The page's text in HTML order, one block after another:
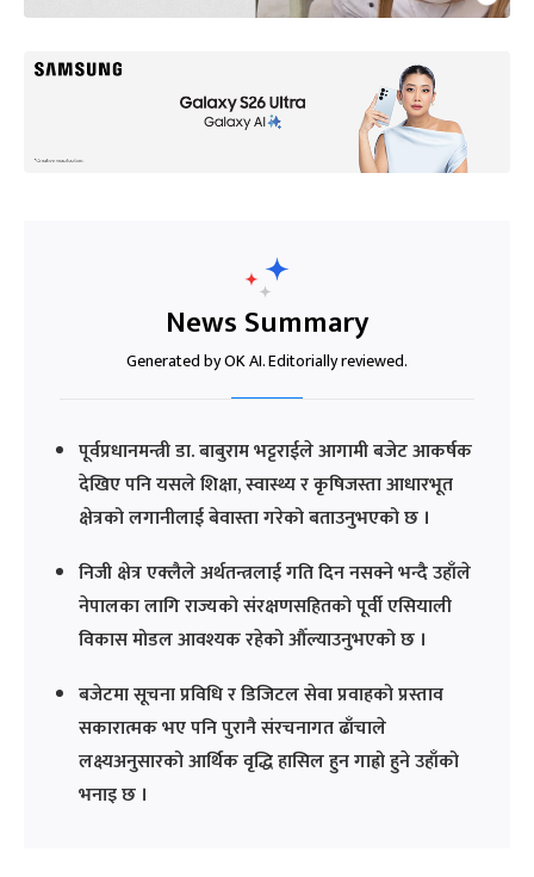
News Summary
Generated by OK AI. Editorially reviewed.
पूर्वप्रधानमन्त्री डा. बाबुराम भट्टराईले आगामी बजेट आकर्षक
देखिए पनि यसले शिक्षा, स्वास्थ्य र कृषिजस्ता आधारभूत
क्षेत्रको लगानीलाई बेवास्ता गरेको बताउनुभएको छ ।
निजी क्षेत्र एक्लैले अर्थतन्त्रलाई गति दिन नसक्ने भन्दै उहाँले
नेपालका लागि राज्यको संरक्षणसहितको पूर्वी एसियाली
विकास मोडल आवश्यक रहेको औँल्याउनुभएको छ ।
बजेटमा सूचना प्रविधि र डिजिटल सेवा प्रवाहको प्रस्ताव
सकारात्मक भए पनि पुरानै संरचनागत ढाँचाले
लक्ष्यअनुसारको आर्थिक वृद्धि हासिल हुन गाह्रो हुने उहाँको
भनाइ छ ।